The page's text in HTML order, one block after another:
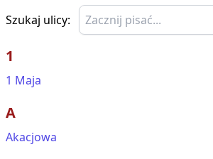
Szukaj ulicy:
1
1 Maja
A
Akacjowa